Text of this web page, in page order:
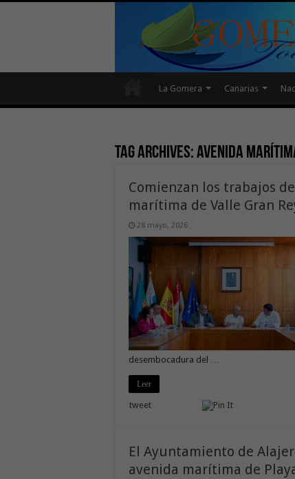
La Gomera Canarias
Tag Archives:avenida
Comienzan los trabajos
marítima de Valle Gran
28 mayo, 2026
desembocadura del …
Leer
tweet
El Ayuntamiento de
avenida marítima de